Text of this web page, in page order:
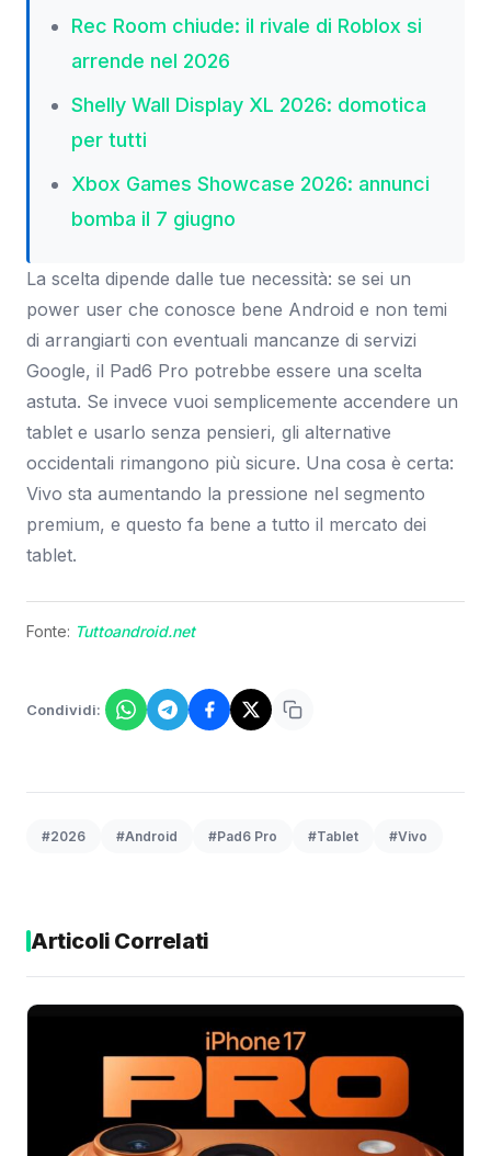
Rec Room chiude: il rivale di Roblox si
arrende nel 2026
Shelly Wall Display XL 2026: domotica
per tutti
Xbox Games Showcase 2026: annunci
bomba il 7 giugno
La scelta dipende dalle tue necessità: se sei un
power user che conosce bene Android e non temi
di arrangiarti con eventuali mancanze di servizi
Google, il Pad6 Pro potrebbe essere una scelta
astuta. Se invece vuoi semplicemente accendere un
tablet e usarlo senza pensieri, gli alternative
occidentali rimangono più sicure. Una cosa è certa:
Vivo sta aumentando la pressione nel segmento
premium, e questo fa bene a tutto il mercato dei
tablet.
Fonte: Tuttoandroid.net
Condividi:
#2026 #Android #Pad6 Pro #Tablet #Vivo
Articoli Correlati